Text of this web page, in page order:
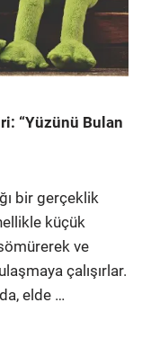
“Yüzünü Bulan
bir gerçeklik
küçük
ve
çalışırlar.
elde …